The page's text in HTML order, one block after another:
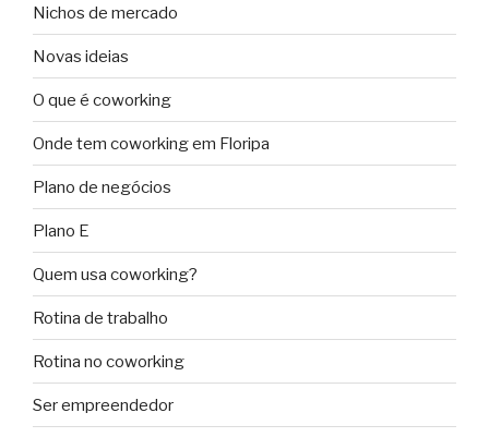
Nichos de mercado
Novas ideias
O que é coworking
Onde tem coworking em Floripa
Plano de negócios
Plano E
Quem usa coworking?
Rotina de trabalho
Rotina no coworking
Ser empreendedor